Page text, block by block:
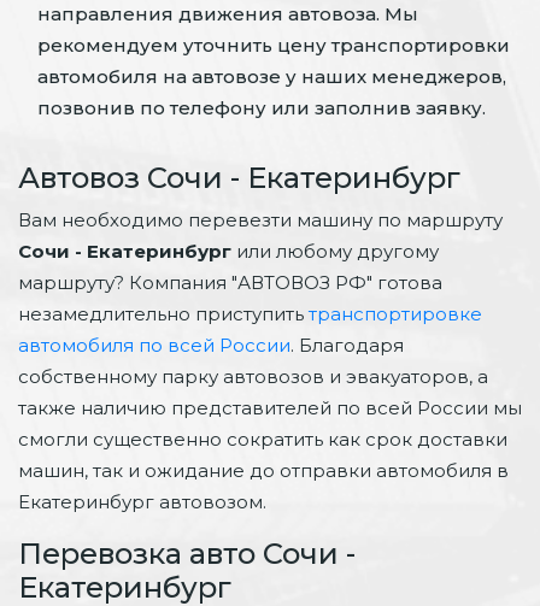
направления движения автовоза. Мы
рекомендуем уточнить цену транспортировки
автомобиля на автовозе у наших менеджеров,
позвонив по телефону или заполнив заявку.
Автовоз Сочи - Екатеринбург
Вам необходимо перевезти машину по маршруту
Сочи - Екатеринбург или любому другому
маршруту? Компания "АВТОВОЗ РФ" готова
незамедлительно приступитьтранспортировке
автомобиля по всей России. Благодаря
собственному парку автовозов и эвакуаторов, а
также наличию представителей по всей России мы
смогли существенно сократить как срок доставки
машин, так и ожидание до отправки автомобиля в
Екатеринбург автовозом.
Перевозка авто Сочи -
Екатеринбург